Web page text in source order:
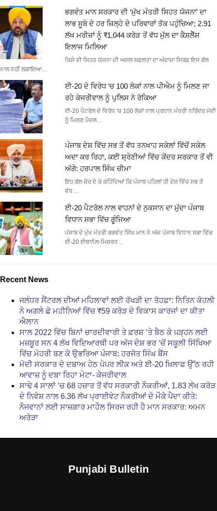
ਭਗਵੰਤ ਮਾਨ ਸਰਕਾਰ ਦੀ ‘ਮੁੱਖ ਮੰਤਰੀ ਸਿਹਤ ਯੋਜਨਾ’ ਦਾ
ਲਾਭ ਸੂਬੇ ਦੇ ਹਰ ਜ਼ਿਲ੍ਹੇ ਦੇ ਪਰਿਵਾਰਾਂ ਤੱਕ ਪਹੁੰਚਿਆ; 2.91
ਲੱਖ ਮਰੀਜ਼ਾਂ ਨੂੰ ₹1,044 ਕਰੋੜ ਤੋਂ ਵੱਧ ਮੁੱਲ ਦਾ ਕੈਸ਼ਲੈੱਸ
ਇਲਾਜ ਮਿਲਿਆ
ਕਿਸੇ ਵੀ ਸਿਹਤ ਯੋਜਨਾ ਦੀ ਅਸਲ ਸਫ਼ਲਤਾ ਦਾ ਅੰਦਾਜ਼ਾ ਸਿਰਫ਼ ਇਸ ਗੱਲ
ਨਾਲ ਨਹੀਂ ਲਗਾਇਆ…
ਈ-20 ਦੇ ਵਿਰੋਧ ‘ਚ 100 ਲੋਕਾਂ ਨਾਲ ਪੀਐਮ ਨੂੰ ਮਿਲਣ ਜਾ
ਰਹੇ ਕੇਜਰੀਵਾਲ ਨੂੰ ਪੁਲਿਸ ਨੇ ਰੋਕਿਆ
ਈ-20 ਪੈਟਰੋਲ ਦੇ ਵਿਰੋਧ 'ਚ 100 ਲੋਕਾਂ ਨਾਲ ਪ੍ਰਧਾਨ ਮੰਤਰੀ ਨਰਿੰਦਰ ਮੋਦੀ
ਨੂੰ ਮਿਲਣ ਪੈਦਲ…
ਪੰਜਾਬ ਦੇਸ਼ ਵਿੱਚ ਸਭ ਤੋਂ ਵੱਧ ਤਨਖਾਹ ਸਕੇਲਾਂ ਵਿੱਚੋਂ ਸਕੇਲ
ਅਦਾ ਕਰ ਰਿਹਾ, ਕਈ ਸ਼੍ਰੇਣੀਆਂ ਵਿੱਚ ਕੇਂਦਰ ਸਰਕਾਰ ਤੋਂ ਵੀ
ਅੱਗੇ: ਹਰਪਾਲ ਸਿੰਘ ਚੀਮਾ
ਇਹ ਗੱਲ ਜ਼ੋਰ ਦੇ ਕੇ ਕਹਿੰਦਿਆਂ ਕਿ ਪੰਜਾਬ ਪਹਿਲਾਂ ਹੀ ਦੇਸ਼ ਵਿੱਚ ਸਭ ਤੋਂ
ਵੱਧ…
ਈ-20 ਪੈਟਰੋਲ ਨਾਲ ਵਾਹਨਾਂ ਦੇ ਨੁਕਸਾਨ ਦਾ ਮੁੱਦਾ ਪੰਜਾਬ
ਵਿਧਾਨ ਸਭਾ ਵਿੱਚ ਗੂੰਜਿਆ
ਪੰਜਾਬ ਦੇ ਮੁੱਖ ਮੰਤਰੀ ਭਗਵੰਤ ਸਿੰਘ ਮਾਨ ਨੇ ਅੱਜ ਪੰਜਾਬ ਵਿਧਾਨ ਸਭਾ ਵਿੱਚ
ਈ-20 ਈਥਾਨੌਲ-ਮਿਸ਼ਰਤ…
Recent News
ਜਲੰਧਰ ਸੈਂਟਰਲ ਦੀਆਂ ਮਹਿਲਾਵਾਂ ਲਈ ਰੱਖੜੀ ਦਾ ਤੋਹਫ਼ਾ: ਨਿਤਿਨ ਕੋਹਲੀ
ਨੇ ਅਗਲੇ ਛੇ ਮਹੀਨਿਆਂ ਵਿੱਚ ₹59 ਕਰੋੜ ਦੇ ਵਿਕਾਸ ਕਾਰਜਾਂ ਦਾ ਕੀਤਾ
ਐਲਾਨ
ਸਾਲ 2022 ਵਿੱਚ ਬਿਨਾਂ ਚਾਰਦੀਵਾਰੀ ਤੇ ਫ਼ਰਸ਼ ‘ਤੇ ਬੈਠ ਕੇ ਪੜ੍ਹਨ ਲਈ
ਮਜ਼ਬੂਰ ਸਨ 4 ਲੱਖ ਵਿਦਿਆਰਥੀ ਪਰ ਅੱਜ ਦੇਸ਼ ਭਰ ‘ਚੋਂ ਸਕੂਲੀ ਸਿੱਖਿਆ
ਵਿੱਚ ਮੋਹਰੀ ਬਣ ਕੇ ਉਭਰਿਆ ਪੰਜਾਬ: ਹਰਜੋਤ ਸਿੰਘ ਬੈਂਸ
ਮੋਦੀ ਸਰਕਾਰ ਦੇ ਦਬਾਅ ਹੇਠ ਪੇਪਰ ਲੀਕ ਅਤੇ ਈ-20 ਖ਼ਿਲਾਫ਼ ਉੱਠ ਰਹੀ
ਆਵਾਜ਼ ਨੂੰ ਦਬਾ ਰਿਹਾ ਮੇਟਾ- ਕੇਜਰੀਵਾਲ
ਸਾਢੇ 4 ਸਾਲਾਂ ‘ਚ 68 ਹਜ਼ਾਰ ਤੋਂ ਵੱਧ ਸਰਕਾਰੀ ਨੌਕਰੀਆਂ, 1.83 ਲੱਖ ਕਰੋੜ
ਦੇ ਨਿਵੇਸ਼ ਨਾਲ 6.36 ਲੱਖ ਪ੍ਰਾਈਵੇਟ ਨੌਕਰੀਆਂ ਦੇ ਮੌਕੇ ਪੈਦਾ ਕੀਤੇ:
ਨੌਜਵਾਨਾਂ ਲਈ ਸਾਜ਼ਗਾਰ ਮਾਹੌਲ ਸਿਰਜ ਰਹੀ ਹੈ ਮਾਨ ਸਰਕਾਰ: ਅਮਨ
ਅਰੋੜਾ
Punjabi Bulletin